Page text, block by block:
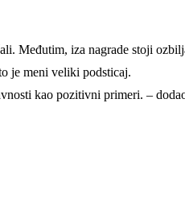
Međutim, iza nagrade stoji
je meni veliki podsticaj.
kao pozitivni primeri. –